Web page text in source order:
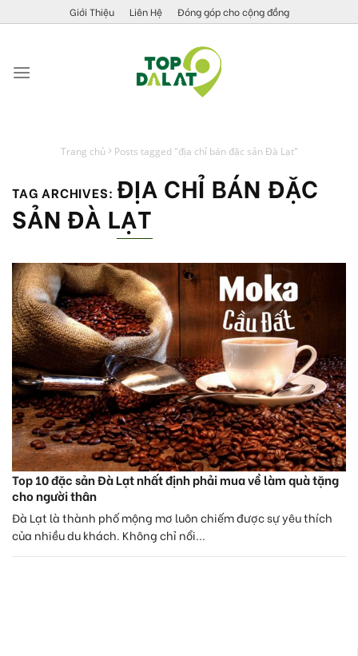
to
Giới Thiệu Liên Hệ Đóng góp cho cộng đồng
Trang chủ Posts tagged "địa chỉ bán đặc sản Đà Lạt"
TAG ARCHIVES: ĐỊA CHỈ BÁN ĐẶC
SẢN ĐÀ LẠT
Top 10 đặc sản Đà Lạt nhất định phải mua về làm quà tặng
cho người thân
Đà Lạt là thành phố mộng mơ luôn chiếm được sự yêu thích
của nhiều du khách. Không chỉ nổi...